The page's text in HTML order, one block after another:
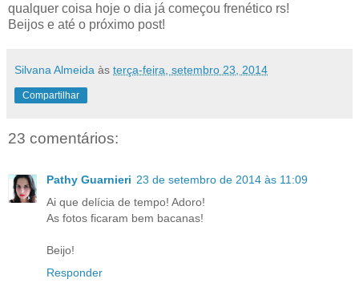
qualquer coisa hoje o dia já começou frenético rs!
Beijos e até o próximo post!
Silvana Almeida às terça-feira, setembro 23, 2014
Compartilhar
23 comentários:
Pathy Guarnieri 23 de setembro de 2014 às 11:09
Ai que delícia de tempo! Adoro!
As fotos ficaram bem bacanas!
Beijo!
Responder